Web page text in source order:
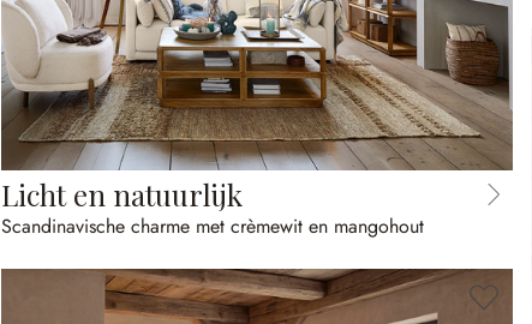
Licht en natuurlijk
Scandinavische charme met crèmewit en mangohout